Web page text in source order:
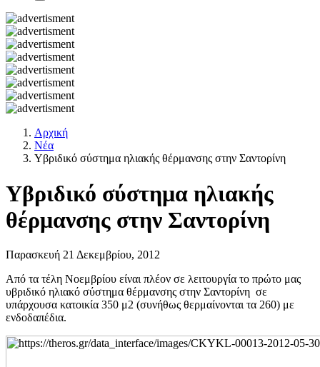
Αρχική
Νέα
Υβριδικό σύστημα ηλιακής θέρμανσης στην Σαντορίνη
Υβριδικό σύστημα ηλιακής
θέρμανσης στην Σαντορίνη
Παρασκευή 21 Δεκεμβρίου, 2012
Από τα τέλη Νοεμβρίου είναι πλέον σε λειτουργία το πρώτο μας
υβριδικό ηλιακό σύστημα θέρμανσης στην Σαντορίνη σε
υπάρχουσα κατοικία 350 μ2 (συνήθως θερμαίνονται τα 260) με
ενδοδαπέδια.